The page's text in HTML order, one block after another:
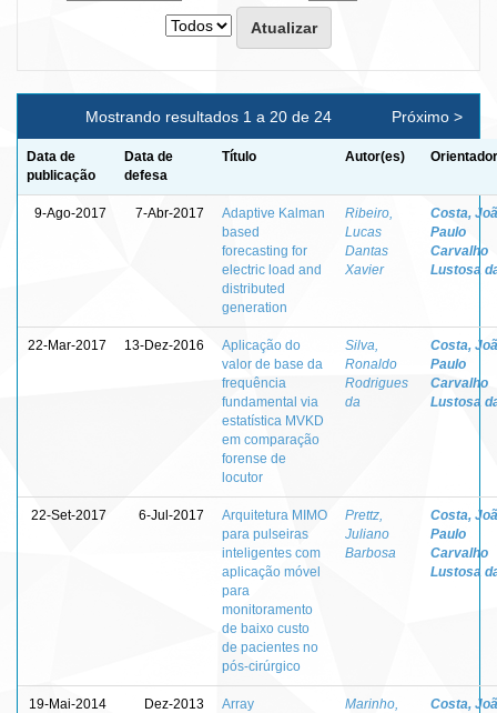
Mostrando resultados 1 a 20 de 24 Próximo >
Data de
publicação
Data de
defesa
Título Autor(es)
9-Ago-2017 7-Abr-2017
Adaptive Kalman
based
forecasting for
electric load and
distributed
generation
Ribeiro,
Lucas
Dantas
Xavier
Costa,
Paulo
Carvalho
Lustosa
22-Mar-2017 13-Dez-2016
Aplicação do
valor de base da
frequência
fundamental via
estatística MVKD
em comparação
forense de
locutor
Silva,
Ronaldo
Rodrigues
da
Costa,
Paulo
Carvalho
Lustosa
22-Set-2017 6-Jul-2017
Arquitetura MIMO
para pulseiras
inteligentes com
aplicação móvel
para
monitoramento
de baixo custo
de pacientes no
pós-cirúrgico
Prettz,
Juliano
Barbosa
Costa,
Paulo
Carvalho
Lustosa
19-Mai-2014 Dez-2013
Array
Marinho,
Costa,